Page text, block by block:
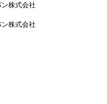
株式会社
株式会社